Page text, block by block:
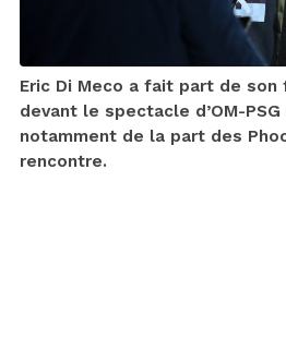
Eric Di Meco a fait part de
devant le spectacle d’OM-
notamment de la part des
rencontre.